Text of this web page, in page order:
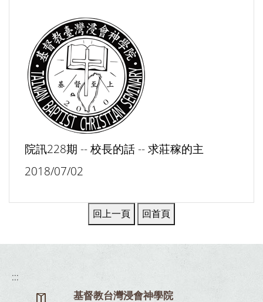
院訊228期 -- 校長的話 -- 求莊稼的主
2018/07/02
:::
基督教台灣浸會神學院